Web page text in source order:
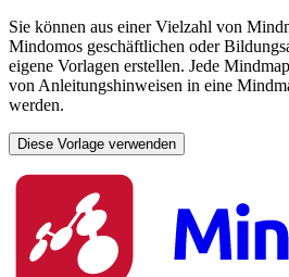
Sie können aus einer Vielzahl von
Mindomos geschäftlichen oder
eigene Vorlagen erstellen. Jede
von Anleitungshinweisen in eine
werden.
Diese Vorlage verwenden